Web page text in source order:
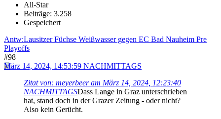
All-Star
Beiträge: 3.258
Gespeichert
Antw:Lausitzer Füchse Weißwasser gegen EC Bad Nauheim Pre
Playoffs
#98
März 14, 2024, 14:53:59 NACHMITTAGS
Zitat von: meyerbeer am März 14, 2024, 12:23:40
NACHMITTAGSDass Lange in Graz unterschrieben
hat, stand doch in der Grazer Zeitung - oder nicht?
Also kein Gerücht.